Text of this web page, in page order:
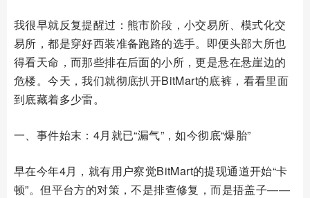
我很早就反复提醒过：熊市阶段，小交易所、模式化交
易所，都是穿好西装准备跑路的选手。即便头部大所也
得看天命，而那些排在后面的小所，更是悬在悬崖边的
危楼。今天，我们就彻底扒开BitMart的底裤，看看里面
到底藏着多少雷。
一、事件始末：4月就已“漏气”，如今彻底“爆胎”
早在今年4月，就有用户察觉BitMart的提现通道开始“卡
顿”。但平台方的对策，不是排查修复，而是捂盖子——